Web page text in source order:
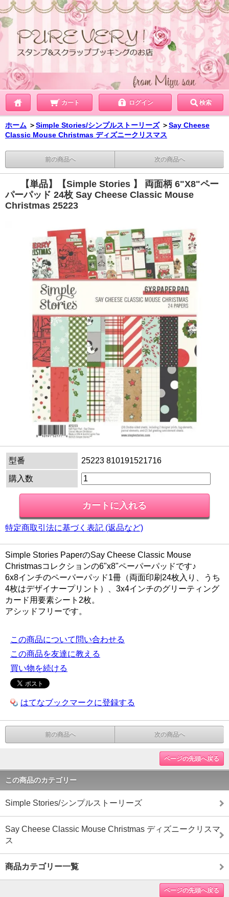
カート ログイン 検索
ホーム ＞Simple Stories/シンプルストーリーズ ＞Say Cheese
Classic Mouse Christmas ディズニークリスマス
前の商品へ 次の商品へ
【単品】【Simple Stories 】 両面柄 6"X8"ペー
パーパッド 24枚 Say Cheese Classic Mouse
Christmas 25223
型番 25223 810191521716
購入数
特定商取引法に基づく表記 (返品など)
Simple Stories PaperのSay Cheese Classic Mouse
Christmasコレクションの6"x8"ペーパーパッドです♪
6x8インチのペーパーパッド1冊（両面印刷24枚入り、うち
4枚はデザイナープリント）、3x4インチのグリーティング
カード用要素シート2枚。
アシッドフリーです。
この商品について問い合わせる
この商品を友達に教える
買い物を続ける
はてなブックマークに登録する
前の商品へ 次の商品へ
ページの先頭へ戻る
この商品のカテゴリー
Simple Stories/シンプルストーリーズ
Say Cheese Classic Mouse Christmas ディズニークリスマ
ス
商品カテゴリー一覧
ページの先頭へ戻る